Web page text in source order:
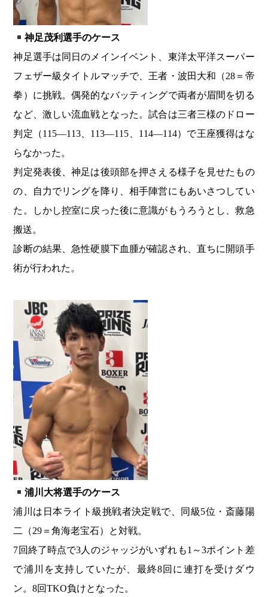
神足茂利選手のケース
神足選手は同日のメインイベント、東洋太平洋スーパー
フェザー級タイトルマッチで、王者・波田大和（28＝帝
拳）に挑戦。偶発的なバッティングで両者が眉間を切る
など、激しい流血戦となった。試合は三者三様のドロー
判定（115―113、113―115、114―114）で王座獲得はな
らなかった。
判定発表後、神足は後頭部を押さえる様子を見せたもの
の、自力でリングを降り、相手陣営にもあいさつしてい
た。しかし控室に戻った後に意識がもうろうとし、救急
搬送。
診断の結果、急性硬膜下血腫が確認され、直ちに開頭手
術が行われた。
浦川大将選手のケース
浦川は日本ライト級挑戦者決定戦で、同級5位・斎藤陽
二（29＝角海老宝石）と対戦。
7回終了時点で3人のジャッジがいずれも1～3ポイント差
で浦川を支持していたが、最終8回に連打を受けダウ
ン。8回TKO負けとなった。